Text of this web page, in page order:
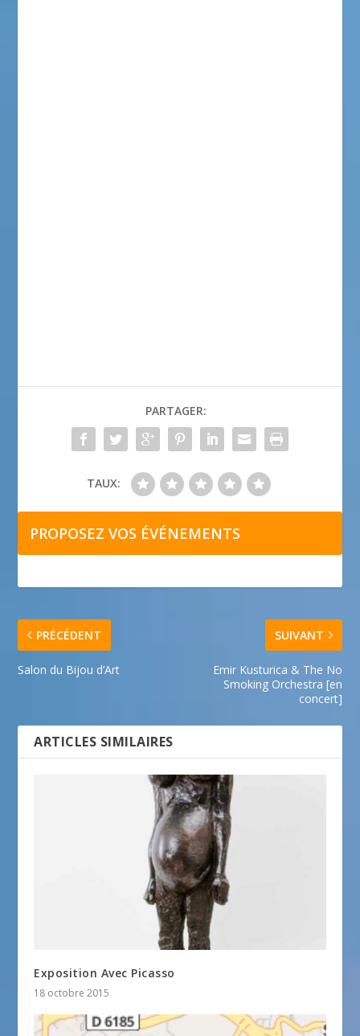
PARTAGER:
TAUX:
PROPOSEZ VOS ÉVÉNEMENTS
PRÉCÉDENT
Salon du Bijou d’Art
SUIVANT
Emir Kusturica & The No
Smoking Orchestra [en
concert]
ARTICLES SIMILAIRES
Exposition Avec Picasso
18 octobre 2015